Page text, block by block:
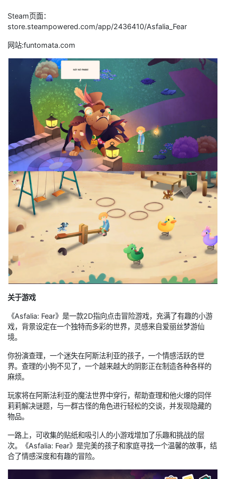
Steam页面：
store.steampowered.com/app/2436410/Asfalia_Fear
网站:funtomata.com
关于游戏
《Asfalia: Fear》是一款2D指向点击冒险游戏，充满了有趣的小游
戏，背景设定在一个独特而多彩的世界，灵感来自爱丽丝梦游仙
境。
你扮演查理，一个迷失在阿斯法利亚的孩子，一个情感活跃的世
界。查理的小狗不见了，一个越来越大的阴影正在制造各种各样的
麻烦。
玩家将在阿斯法利亚的魔法世界中穿行，帮助查理和他火爆的同伴
莉莉解决谜题，与一群古怪的角色进行轻松的交谈，并发现隐藏的
物品。
一路上，可收集的贴纸和吸引人的小游戏增加了乐趣和挑战的层
次。《Asfalia: Fear》是完美的孩子和家庭寻找一个温馨的故事，结
合了情感深度和有趣的冒险。